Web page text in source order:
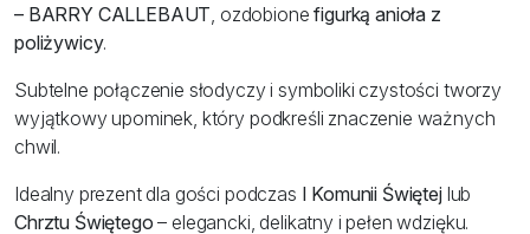
– BARRY CALLEBAUT, ozdobionefigurką anioła z
poliżywicy.
Subtelne połączenie słodyczy i symboliki czystości tworzy
wyjątkowy upominek, który podkreśli znaczenie ważnych
chwil.
Idealny prezent dla gości podczas I Komunii Świętejlub
Chrztu Świętego – elegancki, delikatny i pełen wdzięku.